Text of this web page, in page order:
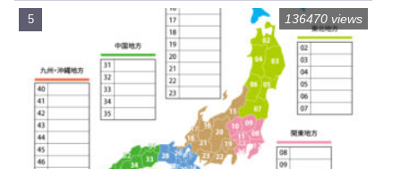
136470 views